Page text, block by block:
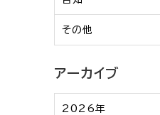
その他
アーカイブ
2026年